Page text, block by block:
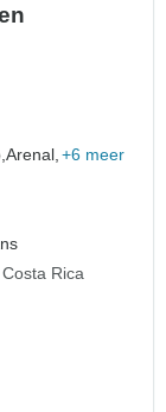
Arenal, +6 meer
Rica